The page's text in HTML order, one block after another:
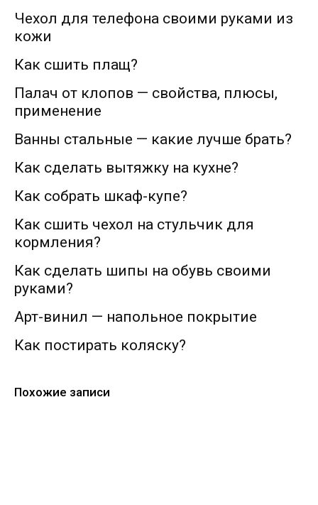
Чехол для телефона своими руками из
кожи
Как сшить плащ?
Палач от клопов — свойства, плюсы,
применение
Ванны стальные — какие лучше брать?
Как сделать вытяжку на кухне?
Как собрать шкаф-купе?
Как сшить чехол на стульчик для
кормления?
Как сделать шипы на обувь своими
руками?
Арт-винил — напольное покрытие
Как постирать коляску?
Похожие записи